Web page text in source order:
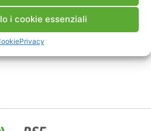
i cookie essenziali
Privacy
le attività regolatorie
nazionale svolta dall’Attività
e il Gas.